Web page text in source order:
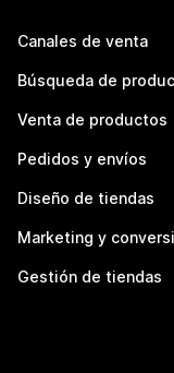
Canales de venta
Búsqueda de
Venta de productos
Pedidos y envíos
Diseño de tiendas
Marketing y
Gestión de tiendas